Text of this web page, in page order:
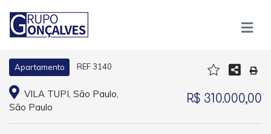
Apartamento REF 3140
VILA TUPI, São Paulo,
São Paulo
R$ 310.000,00